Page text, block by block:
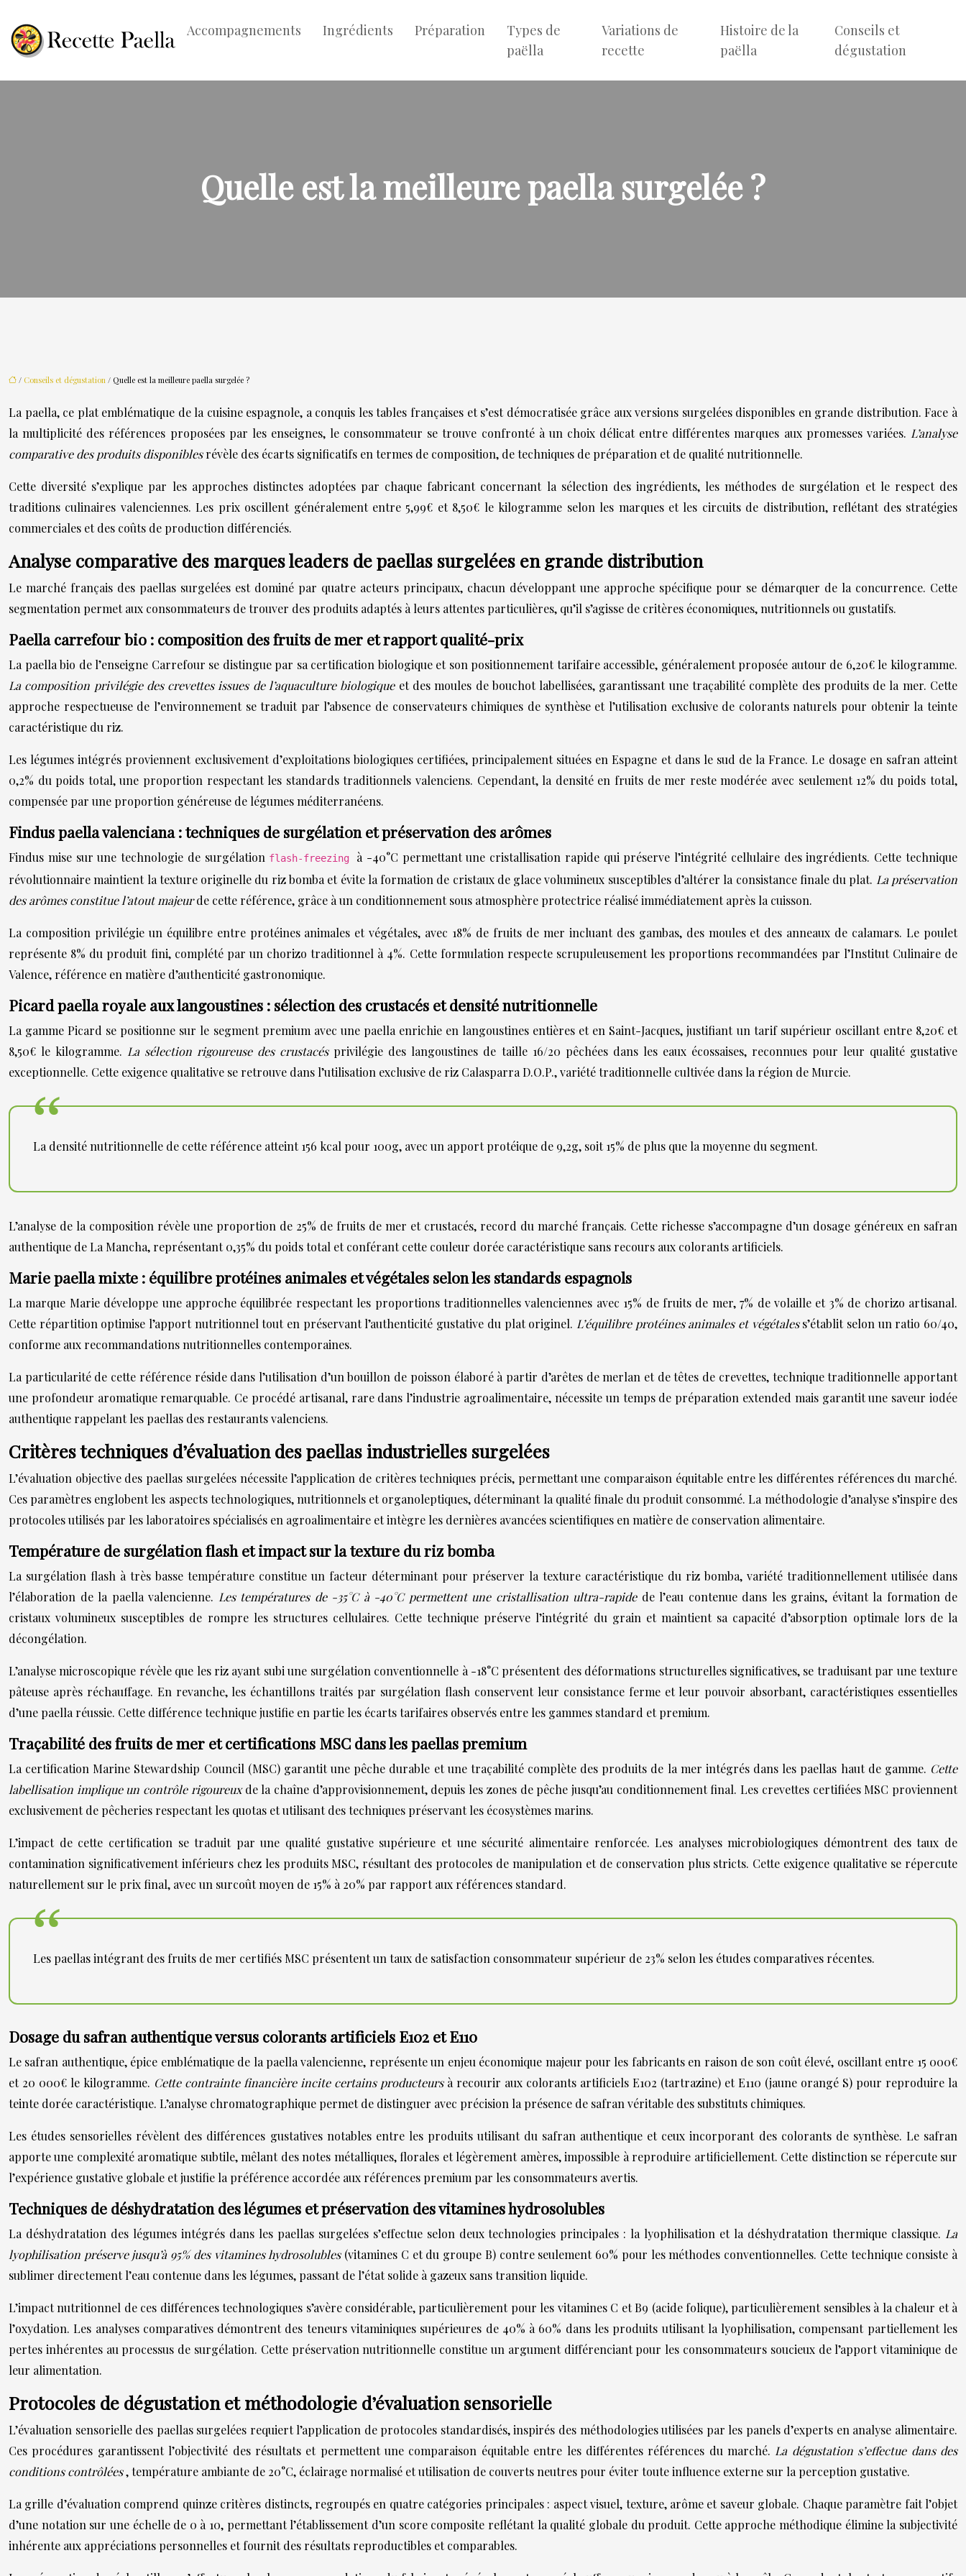
Accompagnements Ingrédients Préparation
Types de
paëlla
Variations de
recette
Histoire de la
paëlla
Conseils et
dégustation
Quelle est la meilleure paella surgelée ?
/ Conseils et dégustation / Quelle est la meilleure paella surgelée ?
La paella, ce plat emblématique de la cuisine espagnole, a conquis les tables françaises et s’est démocratisée grâce aux versions surgelées disponibles en grande distribution. Face à
la multiplicité des références proposées par les enseignes, le consommateur se trouve confronté à un choix délicat entre différentes marques aux promesses variées. L’analyse
comparative des produits disponiblesrévèle des écarts significatifs en termes de composition, de techniques de préparation et de qualité nutritionnelle.
Cette diversité s’explique par les approches distinctes adoptées par chaque fabricant concernant la sélection des ingrédients, les méthodes de surgélation et le respect des
traditions culinaires valenciennes. Les prix oscillent généralement entre 5,99€ et 8,50€ le kilogramme selon les marques et les circuits de distribution, reflétant des stratégies
commerciales et des coûts de production différenciés.
Analyse comparative des marques leaders de paellas surgelées en grande distribution
Le marché français des paellas surgelées est dominé par quatre acteurs principaux, chacun développant une approche spécifique pour se démarquer de la concurrence. Cette
segmentation permet aux consommateurs de trouver des produits adaptés à leurs attentes particulières, qu’il s’agisse de critères économiques, nutritionnels ou gustatifs.
Paella carrefour bio : composition des fruits de mer et rapport qualité-prix
La paella bio de l’enseigne Carrefour se distingue par sa certification biologique et son positionnement tarifaire accessible, généralement proposée autour de 6,20€ le kilogramme.
La composition privilégie des crevettes issues de l’aquaculture biologique et des moules de bouchot labellisées, garantissant une traçabilité complète des produits de la mer. Cette
approche respectueuse de l’environnement se traduit par l’absence de conservateurs chimiques de synthèse et l’utilisation exclusive de colorants naturels pour obtenir la teinte
caractéristique du riz.
Les légumes intégrés proviennent exclusivement d’exploitations biologiques certifiées, principalement situées en Espagne et dans le sud de la France. Le dosage en safran atteint
0,2% du poids total, une proportion respectant les standards traditionnels valenciens. Cependant, la densité en fruits de mer reste modérée avec seulement 12% du poids total,
compensée par une proportion généreuse de légumes méditerranéens.
Findus paella valenciana : techniques de surgélation et préservation des arômes
Findus mise sur une technologie de surgélation flash-freezing à -40°C permettant une cristallisation rapide qui préserve l’intégrité cellulaire des ingrédients. Cette technique
révolutionnaire maintient la texture originelle du riz bomba et évite la formation de cristaux de glace volumineux susceptibles d’altérer la consistance finale du plat. La préservation
des arômes constitue l’atout majeurde cette référence, grâce à un conditionnement sous atmosphère protectrice réalisé immédiatement après la cuisson.
La composition privilégie un équilibre entre protéines animales et végétales, avec 18% de fruits de mer incluant des gambas, des moules et des anneaux de calamars. Le poulet
représente 8% du produit fini, complété par un chorizo traditionnel à 4%. Cette formulation respecte scrupuleusement les proportions recommandées par l’Institut Culinaire de
Valence, référence en matière d’authenticité gastronomique.
Picard paella royale aux langoustines : sélection des crustacés et densité nutritionnelle
La gamme Picard se positionne sur le segment premium avec une paella enrichie en langoustines entières et en Saint-Jacques, justifiant un tarif supérieur oscillant entre 8,20€ et
8,50€ le kilogramme. La sélection rigoureuse des crustacés privilégie des langoustines de taille 16/20 pêchées dans les eaux écossaises, reconnues pour leur qualité gustative
exceptionnelle. Cette exigence qualitative se retrouve dans l’utilisation exclusive de riz Calasparra D.O.P., variété traditionnelle cultivée dans la région de Murcie.
La densité nutritionnelle de cette référence atteint 156 kcal pour 100g, avec un apport protéique de 9,2g, soit 15% de plus que la moyenne du segment.
L’analyse de la composition révèle une proportion de 25% de fruits de mer et crustacés, record du marché français. Cette richesse s’accompagne d’un dosage généreux en safran
authentique de La Mancha, représentant 0,35% du poids total et conférant cette couleur dorée caractéristique sans recours aux colorants artificiels.
Marie paella mixte : équilibre protéines animales et végétales selon les standards espagnols
La marque Marie développe une approche équilibrée respectant les proportions traditionnelles valenciennes avec 15% de fruits de mer, 7% de volaille et 3% de chorizo artisanal.
Cette répartition optimise l’apport nutritionnel tout en préservant l’authenticité gustative du plat originel. L’équilibre protéines animales et végétaless’établit selon un ratio 60/40,
conforme aux recommandations nutritionnelles contemporaines.
La particularité de cette référence réside dans l’utilisation d’un bouillon de poisson élaboré à partir d’arêtes de merlan et de têtes de crevettes, technique traditionnelle apportant
une profondeur aromatique remarquable. Ce procédé artisanal, rare dans l’industrie agroalimentaire, nécessite un temps de préparation extended mais garantit une saveur iodée
authentique rappelant les paellas des restaurants valenciens.
Critères techniques d’évaluation des paellas industrielles surgelées
L’évaluation objective des paellas surgelées nécessite l’application de critères techniques précis, permettant une comparaison équitable entre les différentes références du marché.
Ces paramètres englobent les aspects technologiques, nutritionnels et organoleptiques, déterminant la qualité finale du produit consommé. La méthodologie d’analyse s’inspire des
protocoles utilisés par les laboratoires spécialisés en agroalimentaire et intègre les dernières avancées scientifiques en matière de conservation alimentaire.
Température de surgélation flash et impact sur la texture du riz bomba
La surgélation flash à très basse température constitue un facteur déterminant pour préserver la texture caractéristique du riz bomba, variété traditionnellement utilisée dans
l’élaboration de la paella valencienne. Les températures de -35°C à -40°C permettent une cristallisation ultra-rapide de l’eau contenue dans les grains, évitant la formation de
cristaux volumineux susceptibles de rompre les structures cellulaires. Cette technique préserve l’intégrité du grain et maintient sa capacité d’absorption optimale lors de la
décongélation.
L’analyse microscopique révèle que les riz ayant subi une surgélation conventionnelle à -18°C présentent des déformations structurelles significatives, se traduisant par une texture
pâteuse après réchauffage. En revanche, les échantillons traités par surgélation flash conservent leur consistance ferme et leur pouvoir absorbant, caractéristiques essentielles
d’une paella réussie. Cette différence technique justifie en partie les écarts tarifaires observés entre les gammes standard et premium.
Traçabilité des fruits de mer et certifications MSC dans les paellas premium
La certification Marine Stewardship Council (MSC) garantit une pêche durable et une traçabilité complète des produits de la mer intégrés dans les paellas haut de gamme. Cette
labellisation implique un contrôle rigoureuxde la chaîne d’approvisionnement, depuis les zones de pêche jusqu’au conditionnement final. Les crevettes certifiées MSC proviennent
exclusivement de pêcheries respectant les quotas et utilisant des techniques préservant les écosystèmes marins.
L’impact de cette certification se traduit par une qualité gustative supérieure et une sécurité alimentaire renforcée. Les analyses microbiologiques démontrent des taux de
contamination significativement inférieurs chez les produits MSC, résultant des protocoles de manipulation et de conservation plus stricts. Cette exigence qualitative se répercute
naturellement sur le prix final, avec un surcoût moyen de 15% à 20% par rapport aux références standard.
Les paellas intégrant des fruits de mer certifiés MSC présentent un taux de satisfaction consommateur supérieur de 23% selon les études comparatives récentes.
Dosage du safran authentique versus colorants artificiels E102 et E110
Le safran authentique, épice emblématique de la paella valencienne, représente un enjeu économique majeur pour les fabricants en raison de son coût élevé, oscillant entre 15 000€
et 20 000€ le kilogramme. Cette contrainte financière incite certains producteurs à recourir aux colorants artificiels E102 (tartrazine) et E110 (jaune orangé S) pour reproduire la
teinte dorée caractéristique. L’analyse chromatographique permet de distinguer avec précision la présence de safran véritable des substituts chimiques.
Les études sensorielles révèlent des différences gustatives notables entre les produits utilisant du safran authentique et ceux incorporant des colorants de synthèse. Le safran
apporte une complexité aromatique subtile, mêlant des notes métalliques, florales et légèrement amères, impossible à reproduire artificiellement. Cette distinction se répercute sur
l’expérience gustative globale et justifie la préférence accordée aux références premium par les consommateurs avertis.
Techniques de déshydratation des légumes et préservation des vitamines hydrosolubles
La déshydratation des légumes intégrés dans les paellas surgelées s’effectue selon deux technologies principales : la lyophilisation et la déshydratation thermique classique. La
lyophilisation préserve jusqu’à 95% des vitamines hydrosolubles (vitamines C et du groupe B) contre seulement 60% pour les méthodes conventionnelles. Cette technique consiste à
sublimer directement l’eau contenue dans les légumes, passant de l’état solide à gazeux sans transition liquide.
L’impact nutritionnel de ces différences technologiques s’avère considérable, particulièrement pour les vitamines C et B9 (acide folique), particulièrement sensibles à la chaleur et à
l’oxydation. Les analyses comparatives démontrent des teneurs vitaminiques supérieures de 40% à 60% dans les produits utilisant la lyophilisation, compensant partiellement les
pertes inhérentes au processus de surgélation. Cette préservation nutritionnelle constitue un argument différenciant pour les consommateurs soucieux de l’apport vitaminique de
leur alimentation.
Protocoles de dégustation et méthodologie d’évaluation sensorielle
L’évaluation sensorielle des paellas surgelées requiert l’application de protocoles standardisés, inspirés des méthodologies utilisées par les panels d’experts en analyse alimentaire.
Ces procédures garantissent l’objectivité des résultats et permettent une comparaison équitable entre les différentes références du marché. La dégustation s’effectue dans des
conditions contrôlées, température ambiante de 20°C, éclairage normalisé et utilisation de couverts neutres pour éviter toute influence externe sur la perception gustative.
La grille d’évaluation comprend quinze critères distincts, regroupés en quatre catégories principales : aspect visuel, texture, arôme et saveur globale. Chaque paramètre fait l’objet
d’une notation sur une échelle de 0 à 10, permettant l’établissement d’un score composite reflétant la qualité globale du produit. Cette approche méthodique élimine la subjectivité
inhérente aux appréciations personnelles et fournit des résultats reproductibles et comparables.